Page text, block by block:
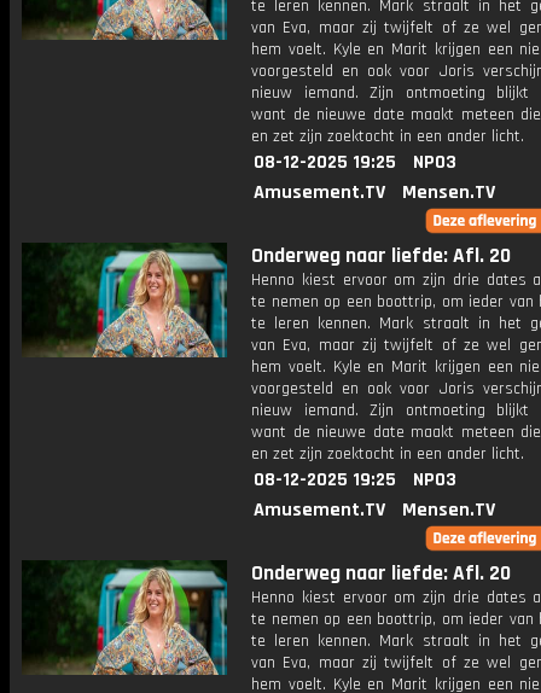
te leren kennen. Mark straalt in het
van Eva, maar zij twijfelt of ze wel
hem voelt. Kyle en Marit krijgen een
voorgesteld en ook voor Joris
nieuw iemand. Zijn ontmoeting blijkt
want de nieuwe date maakt meteen
en zet zijn zoektocht in een ander licht.
08-12-2025 19:25
NPO3
Amusement.TV
Mensen.TV
Onderweg naar liefde: Afl. 20
Henno kiest ervoor om zijn drie dates
te nemen op een boottrip, om ieder van
te leren kennen. Mark straalt in het
van Eva, maar zij twijfelt of ze wel
hem voelt. Kyle en Marit krijgen een
voorgesteld en ook voor Joris
nieuw iemand. Zijn ontmoeting blijkt
want de nieuwe date maakt meteen
en zet zijn zoektocht in een ander licht.
08-12-2025 19:25
NPO3
Amusement.TV
Mensen.TV
Onderweg naar liefde: Afl. 20
Henno kiest ervoor om zijn drie dates
te nemen op een boottrip, om ieder van
te leren kennen. Mark straalt in het
van Eva, maar zij twijfelt of ze wel
hem voelt. Kyle en Marit krijgen een